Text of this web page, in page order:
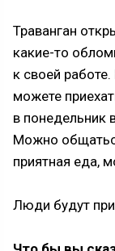
Траванган
какие-то
к своей
можете
в понедельник
Можно
приятная еда,
Люди будут